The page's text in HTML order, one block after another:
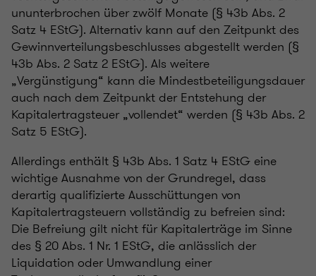
ununterbrochen über zwölf Monate (§ 43b Abs. 2
Satz 4 EStG). Alternativ kann auf den Zeitpunkt des
Gewinnverteilungsbeschlusses abgestellt werden (§
43b Abs. 2 Satz 2 EStG). Als weitere
„Vergünstigung“ kann die Mindestbeteiligungsdauer
auch nach dem Zeitpunkt der Entstehung der
Kapitalertragsteuer „vollendet“ werden (§ 43b Abs. 2
Satz 5 EStG).
Allerdings enthält § 43b Abs. 1 Satz 4 EStG eine
wichtige Ausnahme von der Grundregel, dass
derartig qualifizierte Ausschüttungen von
Kapitalertragsteuern vollständig zu befreien sind:
Die Befreiung gilt nicht für Kapitalerträge im Sinne
des § 20 Abs. 1 Nr. 1 EStG, die anlässlich der
Liquidation oder Umwandlung einer